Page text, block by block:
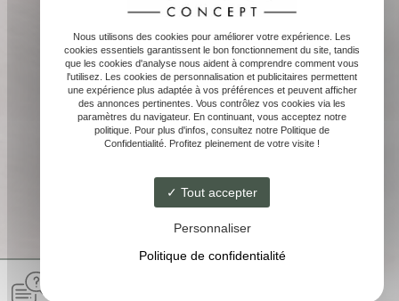
Nous utilisons des cookies pour améliorer votre expérience. Les
cookies essentiels garantissent le bon fonctionnement du site, tandis
que les cookies d'analyse nous aident à comprendre comment vous
l'utilisez. Les cookies de personnalisation et publicitaires permettent
une expérience plus adaptée à vos préférences et peuvent afficher
des annonces pertinentes. Vous contrôlez vos cookies via les
paramètres du navigateur. En continuant, vous acceptez notre
politique. Pour plus d'infos, consultez notre Politique de
Confidentialité. Profitez pleinement de votre visite !
Tout accepter
Personnaliser
Politique de confidentialité